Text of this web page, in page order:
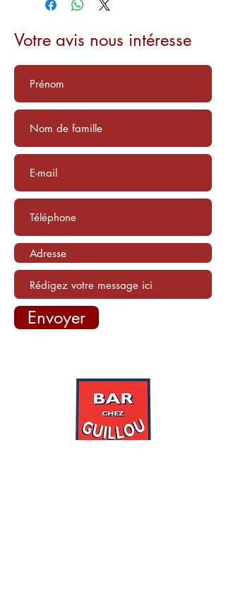
Votre avis nous intéresse
Envoyer